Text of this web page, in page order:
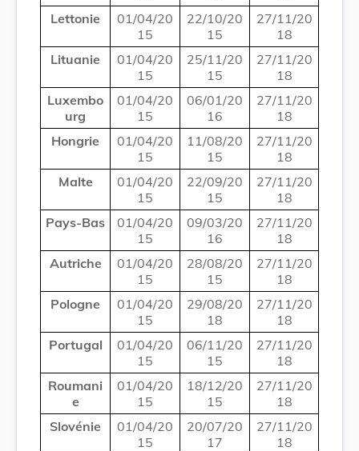
Lettonie
01/04/20
15
22/10/20
15
27/11/20
18
Lituanie
01/04/20
15
25/11/20
15
27/11/20
18
Luxembo
urg
01/04/20
15
06/01/20
16
27/11/20
18
Hongrie
01/04/20
15
11/08/20
15
27/11/20
18
Malte
01/04/20
15
22/09/20
15
27/11/20
18
Pays-Bas
01/04/20
15
09/03/20
16
27/11/20
18
Autriche
01/04/20
15
28/08/20
15
27/11/20
18
Pologne
01/04/20
15
29/08/20
18
27/11/20
18
Portugal
01/04/20
15
06/11/20
15
27/11/20
18
Roumani
e
01/04/20
15
18/12/20
15
27/11/20
18
Slovénie
01/04/20
15
20/07/20
17
27/11/20
18